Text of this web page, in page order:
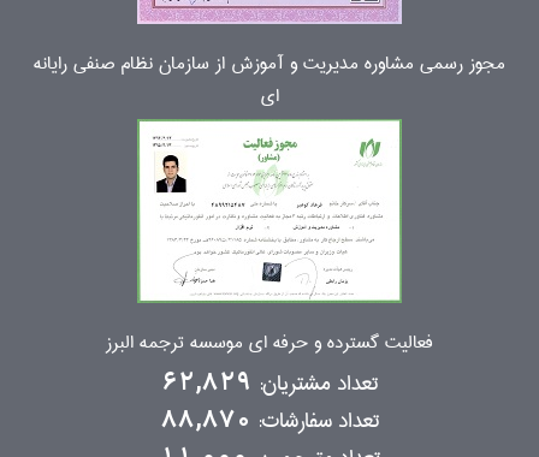
مجوز رسمی مشاوره مدیریت و آموزش از سازمان نظام صنفی رایانه
ای
فعالیت گسترده و حرفه ای موسسه ترجمه البرز
تعداد مشتریان: 62,829
تعداد سفارشات: 88,870